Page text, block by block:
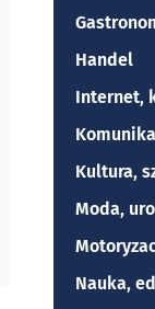
Handel
Internet,
Kultura,
Moda,
Nauka,